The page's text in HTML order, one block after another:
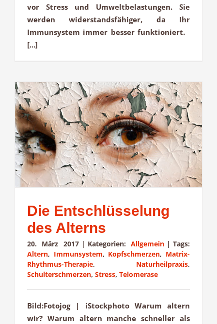
vor Stress und Umweltbelastungen. Sie
werden widerstandsfähiger, da Ihr
Immunsystem immer besser funktioniert.
[...]
Die Entschlüsselung
des Alterns
20. März 2017 | Kategorien:Allgemein | Tags:
Altern, Immunsystem, Kopfschmerzen, Matrix-
Rhythmus-Therapie, Naturheilpraxis,
Schulterschmerzen, Stress, Telomerase
Bild:Fotojog | iStockphoto Warum altern
wir? Warum altern manche schneller als